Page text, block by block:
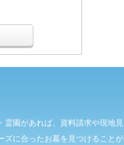
霊園があれば、資料請求や現地見
ズに合ったお墓を見つけることが